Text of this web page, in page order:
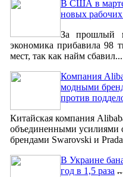
В США в марте
новых
За прошлый
экономика прибавила 98
мест, так как найм сбавил...
Компания
модными
против
Китайская компания
объединенными усилиями
брендами Swarovski и
В Украине
год в 1,5 раза